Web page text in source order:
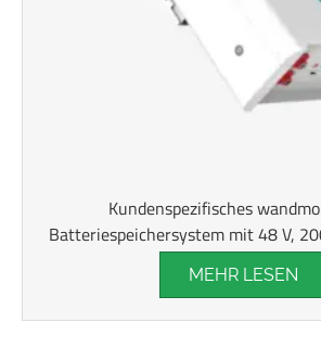
Kundenspezifisches
Batteriespeichersystem mit 48 V,
MEHR LESEN